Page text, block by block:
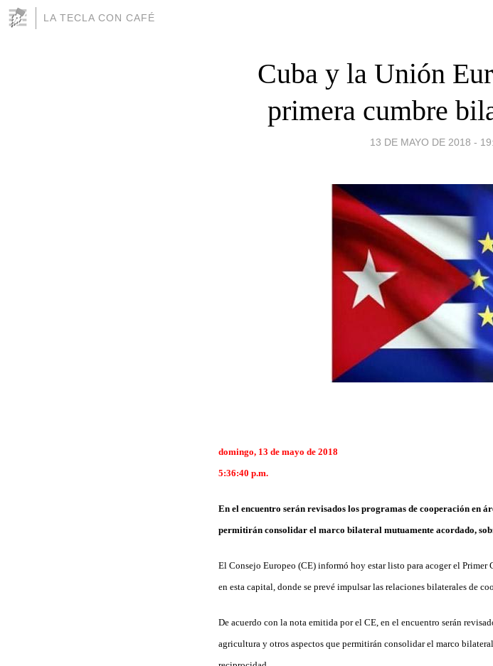
LA TECLA CON CAFÉ
Cuba y la Unión
primera cumbre
13 DE MAYO DE 2018 -
domingo, 13 de mayo de 2018
5:36:40 p.m.
En el encuentro serán revisados los programas de cooperación en
permitirán consolidar el marco bilateral mutuamente acordado,
El Consejo Europeo (CE) informó hoy estar listo para acoger el
en esta capital, donde se prevé impulsar las relaciones bilaterales de
De acuerdo con la nota emitida por el CE, en el encuentro serán
agricultura y otros aspectos que permitirán consolidar el marco